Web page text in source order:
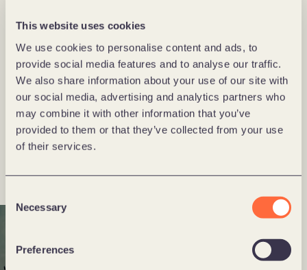
This website uses cookies
We use cookies to personalise content and ads, to
provide social media features and to analyse our traffic.
We also share information about your use of our site with
our social media, advertising and analytics partners who
may combine it with other information that you’ve
provided to them or that they’ve collected from your use
of their services.
Selection
Necessary
Preferences